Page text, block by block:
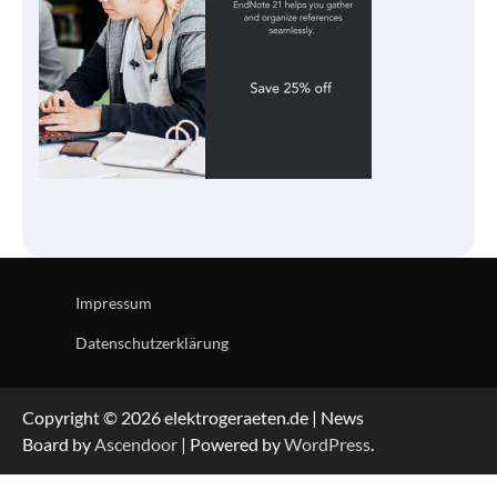
Impressum
Datenschutzerklärung
Copyright © 2026 elektrogeraeten.de | News
Board byAscendoor | Powered byWordPress.